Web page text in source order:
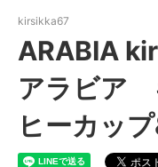
kirsikka67
ARABIA
アラビア
ヒーカッ